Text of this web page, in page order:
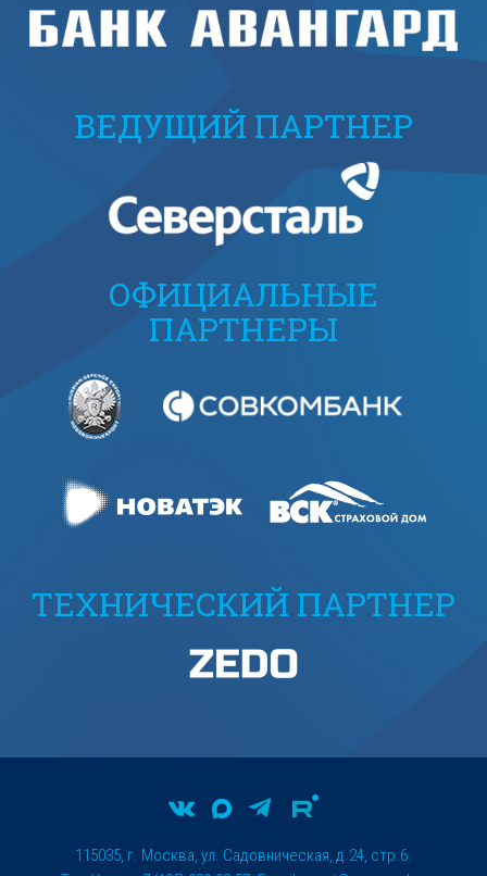
ВЕДУЩИЙ ПАРТНЕР
ОФИЦИАЛЬНЫЕ
ПАРТНЕРЫ
ТЕХНИЧЕСКИЙ ПАРТНЕР
115035, г. Москва, ул. Садовническая, д.24, стр.6.